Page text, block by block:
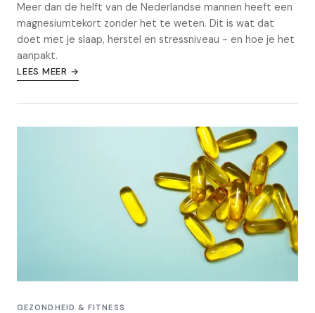
Meer dan de helft van de Nederlandse mannen heeft een
magnesiumtekort zonder het te weten. Dit is wat dat
doet met je slaap, herstel en stressniveau - en hoe je het
aanpakt.
LEES MEER →
GEZONDHEID & FITNESS